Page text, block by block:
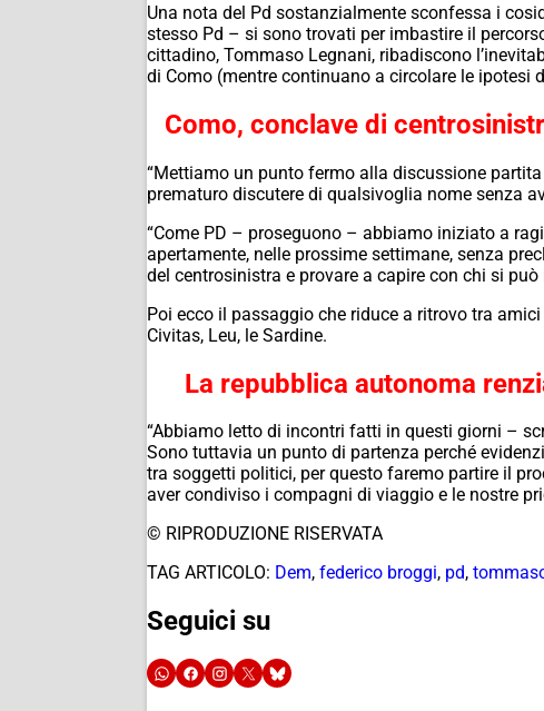
Una nota del Pd sostanzialmente sconfessa i
stesso Pd – si sono trovati per imbastire il
cittadino, Tommaso Legnani, ribadiscono
di Como (mentre continuano a circolare le ipotesi
Como, conclave di
“Mettiamo un punto fermo alla discussione
prematuro discutere di qualsivoglia nome senza
“Come PD – proseguono – abbiamo iniziato a
apertamente, nelle prossime settimane, senza
del centrosinistra e provare a capire con chi si
Poi ecco il passaggio che riduce a ritrovo tra
Civitas, Leu, le Sardine.
La repubblica autonoma
“Abbiamo letto di incontri fatti in questi giorni –
Sono tuttavia un punto di partenza perché
tra soggetti politici, per questo faremo partire il
aver condiviso i compagni di viaggio e le nostre
© RIPRODUZIONE RISERVATA
TAG ARTICOLO: Dem, federico broggi, pd,
Seguici su